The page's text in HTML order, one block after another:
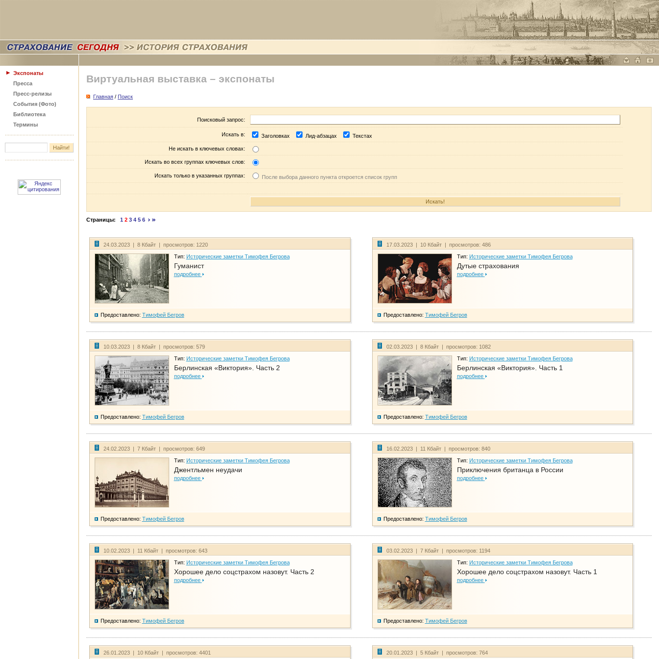
Экспонаты
Пресса
Пресс-релизы
События (Фото)
Библиотека
Термины
Виртуальная выставка – экспонаты
Главная / Поиск
Поисковый запрос:
Искать в: Заголовках Лид-абзацах Текстах
Не искать в ключевых словах:
Искать во всех группах ключевых слов:
Искать только в указанных группах: После выбора данного пункта откроется список групп
Страницы: 1 2 3 4 5 6
24.03.2023 | 8 Кбайт | просмотров: 1220
Тип: Исторические заметки Тимофея Бегрова
Гуманист
подробнее
Предоставлено: Тимофей Бегров
17.03.2023 | 10 Кбайт | просмотров: 486
Тип: Исторические заметки Тимофея Бегрова
Дутые страхования
подробнее
Предоставлено: Тимофей Бегров
10.03.2023 | 8 Кбайт | просмотров: 579
Тип: Исторические заметки Тимофея Бегрова
Берлинская «Виктория». Часть 2
подробнее
Предоставлено: Тимофей Бегров
02.03.2023 | 8 Кбайт | просмотров: 1082
Тип: Исторические заметки Тимофея Бегрова
Берлинская «Виктория». Часть 1
подробнее
Предоставлено: Тимофей Бегров
24.02.2023 | 7 Кбайт | просмотров: 649
Тип: Исторические заметки Тимофея Бегрова
Джентльмен неудачи
подробнее
Предоставлено: Тимофей Бегров
16.02.2023 | 11 Кбайт | просмотров: 840
Тип: Исторические заметки Тимофея Бегрова
Приключения британца в России
подробнее
Предоставлено: Тимофей Бегров
10.02.2023 | 11 Кбайт | просмотров: 643
Тип: Исторические заметки Тимофея Бегрова
Хорошее дело соцстрахом назовут. Часть 2
подробнее
Предоставлено: Тимофей Бегров
03.02.2023 | 7 Кбайт | просмотров: 1194
Тип: Исторические заметки Тимофея Бегрова
Хорошее дело соцстрахом назовут. Часть 1
подробнее
Предоставлено: Тимофей Бегров
26.01.2023 | 10 Кбайт | просмотров: 4401 20.01.2023 | 5 Кбайт | просмотров: 764